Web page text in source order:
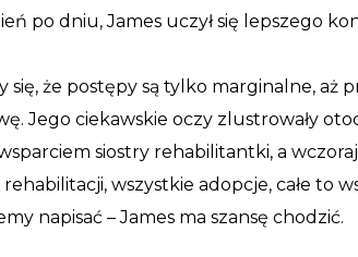
po dniu, James uczył się lepszego
się, że postępy są tylko marginalne, aż
Jego ciekawskie oczy zlustrowały
siostry rehabilitantki, a
wszystkie adopcje, całe to
napisać – James ma szansę chodzić.